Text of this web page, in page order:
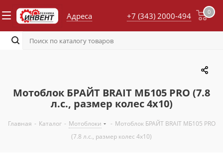
Адреса 0
+7 (343) 2000-494
Мотоблок БРАЙТ BRAIT МБ105 PRO (7.8
л.с., размер колес 4х10)
Главная - Каталог - Мотоблоки - Мотоблок БРАЙТ BRAIT МБ105 PRO
(7.8 л.с., размер колес 4х10)